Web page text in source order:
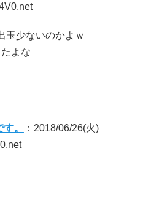
玉少ないのかよｗ
よな
。
：2018/06/26(火)